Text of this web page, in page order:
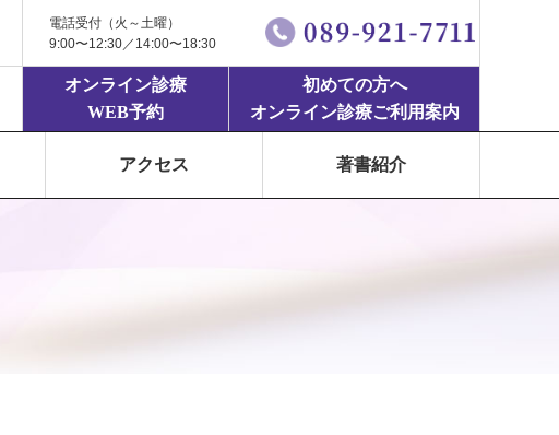
電話受付（火～土曜）
9:00〜12:30／14:00〜18:30
オンライン診療
WEB予約
初めての方へ
オンライン診療ご利用案内
アクセス 著書紹介